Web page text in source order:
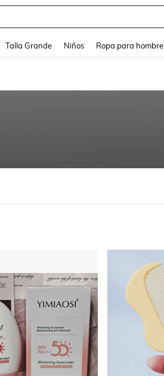
Talla Grande Niños Ropa para hombre